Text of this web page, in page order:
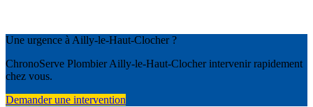
Une urgence à Ailly-le-Haut-Clocher ?
ChronoServe Plombier Ailly-le-Haut-Clocher intervenir rapidement
chez vous.
Demander une intervention